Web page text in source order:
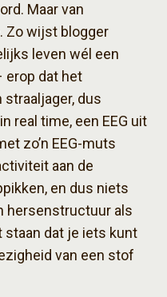
Maar van
Zo wijst blogger
leven wél een
erop dat het
dus
real time, een EEG uit
zo’n EEG-muts
aan de
en dus niets
hersenstructuur als
staan dat je iets kunt
van een stof